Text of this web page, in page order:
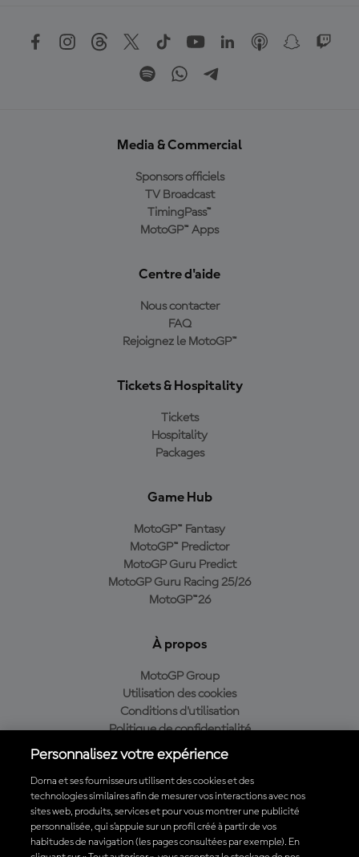
Media & Commercial
Sponsors officiels
TV Broadcast
TimingPass™
MotoGP™ Apps
Centre d'aide
Nous contacter
FAQ
Rejoignez le MotoGP™
Tickets & Hospitality
Tickets
Hospitality
Packages
Game Hub
MotoGP™ Fantasy
MotoGP™ Predictor
MotoGP Guru Predict
MotoGP Guru Racing 25/26
MotoGP™26
À propos
MotoGP Group
Utilisation des cookies
Conditions d'utilisation
Politique de confidentialité
Politique d’achat
Télécharger l'appli officielle du MotoGP™
Personnalisez votre expérience
Dorna et ses fournisseurs utilisent des cookies et des
technologies similaires afin de mesurer vos interactions avec nos
sites web, produits, services et pour vous montrer une publicité
personnalisée, qui s’appuie sur un profil créé à partir de vos
habitudes de navigation (les pages consultées par exemple). En